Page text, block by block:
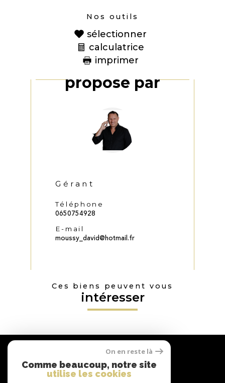
Nos outils
sélectionner
calculatrice
imprimer
Ce bien vous est
proposé par
Gérant
Téléphone
0650754928
E-mail
moussy_david@hotmail.fr
Ces biens peuvent vous
intéresser
suivre
On en reste là
Comme beaucoup, notre site
utilise les cookies